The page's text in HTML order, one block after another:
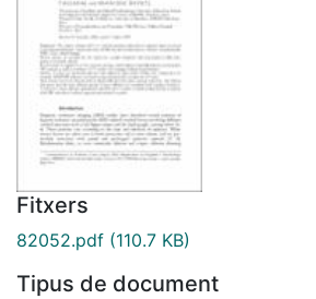
Fitxers
82052.pdf (110.7 KB)
Tipus de document